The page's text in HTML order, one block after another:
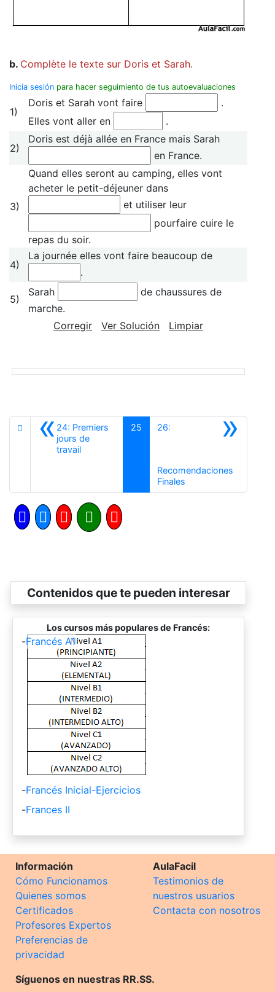
b. Complète le texte sur Doris et Sarah.
Inicia sesión para hacer seguimiento de tus autoevaluaciones
1)
Doris et Sarah vont faire
.
Elles vont aller en
.
2)
Doris est déjà allée en France mais Sarah
en France.
3)
Quand elles seront au camping, elles vont
acheter le petit-déjeuner dans
et utiliser leur
pourfaire cuire le
repas du soir.
4)
La journée elles vont faire beaucoup de
.
5)
Sarah
de chaussures de
marche.
Corregir
Ver Solución Limpiar
«24: Premiers
jours de
travailAnterior
25 »
26:
Recomendaciones
FinalesSiguiente
Contenidos que te pueden interesar
Los cursos más populares de Francés:
-Francés A1
-Francés Inicial-Ejercicios
-Frances II
Información
Cómo Funcionamos
Quienes somos
Certificados
Profesores Expertos
Preferencias de
privacidad
AulaFacil
Testimonios de
nuestros usuarios
Contacta con nosotros
Síguenos en nuestras RR.SS.